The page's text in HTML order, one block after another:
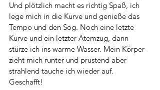
Und plötzlich macht es richtig Spaß, ich
lege mich in die Kurve und genieße das
Tempo und den Sog. Noch eine letzte
Kurve und ein letzter Atemzug, dann
stürze ich ins warme Wasser. Mein Körper
zieht mich runter und prustend aber
strahlend tauche ich wieder auf.
Geschafft!